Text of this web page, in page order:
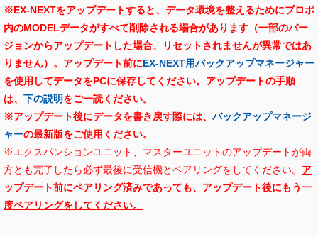
※EX-NEXTをアップデートすると、データ環境を整えるためにプロポ
内のMODELデータがすべて削除される場合があります（一部のバー
ジョンからアップデートした場合、リセットされませんが異常ではあ
りません）。アップデート前にEX-NEXT用バックアップマネージャー
を使用してデータをPCに保存してください。 アップデートの手順
は、 下の説明をご一読ください。
※アップデート後にデータを書き戻す際には、 バックアップマネージ
ャーの最新版をご使用ください。
※エクスパンションユニット、マスターユニットのアップデートが両
方とも完了したら必ず最後に受信機とペアリングをしてください。 ア
ップデート前にペアリング済みであっても、アップデート後にもう一
度ペアリングをしてください。